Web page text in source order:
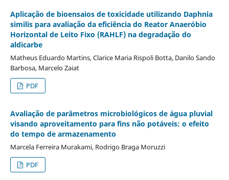
Aplicação de bioensaios de toxicidade utilizando Daphnia
similis para avaliação da eficiência do Reator Anaeróbio
Horizontal de Leito Fixo (RAHLF) na degradação do
aldicarbe
Matheus Eduardo Martins, Clarice Maria Rispoli Botta, Danilo Sando
Barbosa, Marcelo Zaiat
PDF
Avaliação de parâmetros microbiológicos de água pluvial
visando aproveitamento para fins não potáveis: o efeito
do tempo de armazenamento
Marcela Ferreira Murakami, Rodrigo Braga Moruzzi
PDF